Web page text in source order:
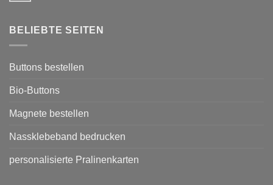
für
Parteien
BELIEBTE SEITEN
Buttons bestellen
Bio-Buttons
Magnete bestellen
Nassklebeband bedrucken
personalisierte Pralinenkarten